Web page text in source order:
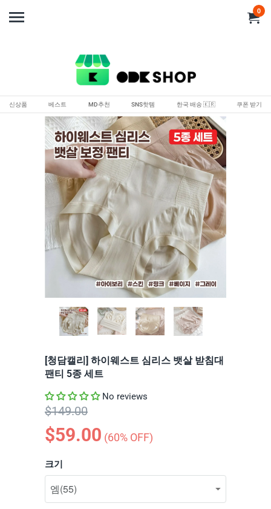
0
신상품 베스트 MD추천 SNS핫템 한국 배송 🇰🇷 쿠폰 받기
[청담캘리] 하이웨스트 심리스 뱃살 받침대
팬티 5종 세트
No reviews
$149.00
$59.00 (60% OFF)
크기